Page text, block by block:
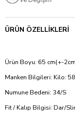
ÜRÜN ÖZELLIKLERI
Ürün Boyu: 65 cm(+-
Manken Bilgileri: Kilo:
Numune Bedeni: 34/S
Fit / Kalıp Bilgisi: Dar/